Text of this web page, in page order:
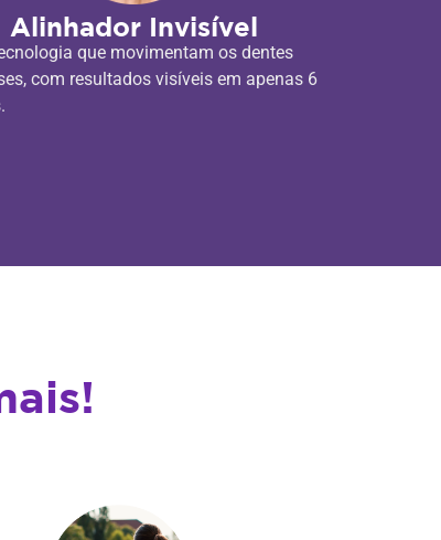
Alinhador Invisível
que movimentam os dentes
com resultados visíveis em apenas 6